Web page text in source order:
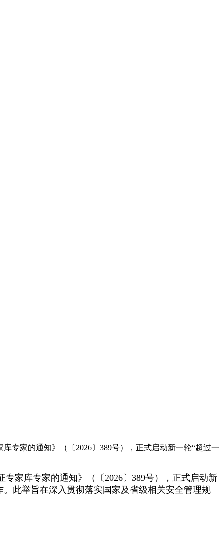
专家的通知》（〔2026〕389号），正式启动新一轮“超过一
家库专家的通知》（〔2026〕389号），正式启动新
此举旨在深入贯彻落实国家及省级相关安全管理规